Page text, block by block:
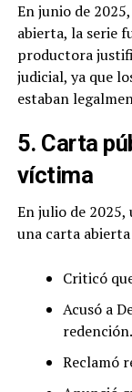
En junio de
abierta, la serie
productora
judicial, ya que
estaban
5. Carta
víctima
En julio de 2025,
una carta
Criticó
Acusó a
redención.
Reclamó